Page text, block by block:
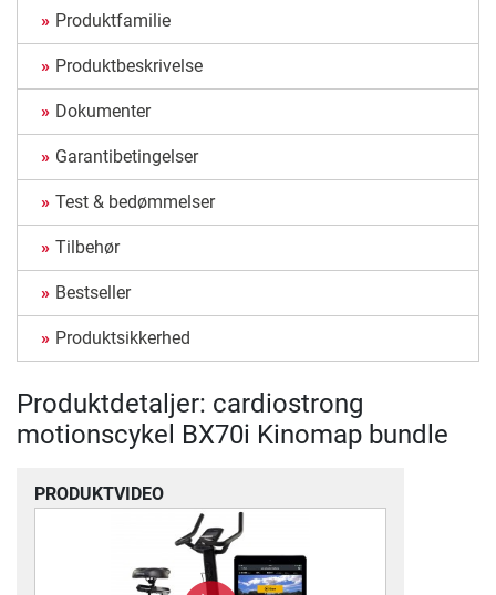
Produktfamilie
Produktbeskrivelse
Dokumenter
Garantibetingelser
Test & bedømmelser
Tilbehør
Bestseller
Produktsikkerhed
Produktdetaljer: cardiostrong
motionscykel BX70i Kinomap bundle
PRODUKTVIDEO